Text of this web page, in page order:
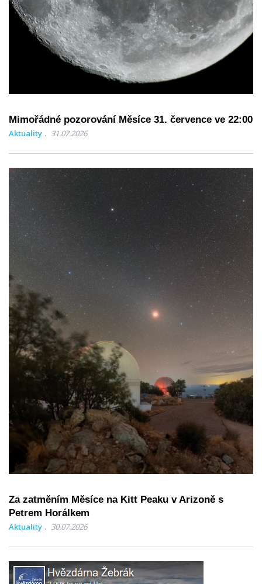
Mimořádné pozorování Měsíce 31. července ve 22:00
Aktuality 31.07.2026
Za zatměním Měsíce na Kitt Peaku v Arizoně s
Petrem Horálkem
Aktuality 30.07.2026